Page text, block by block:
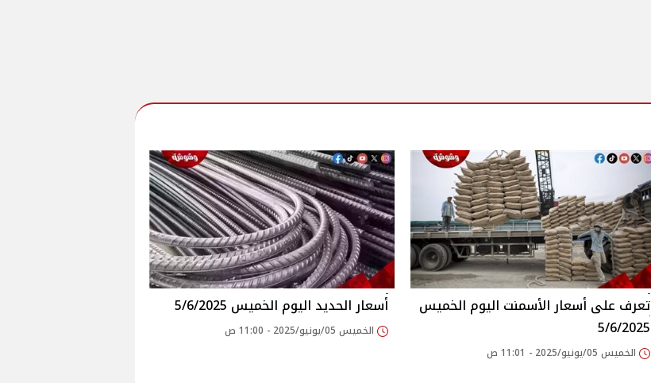
تعرف على أسعار الأسمنت اليوم الخميس
5/6/2025
الخميس 05/يونيو/2025 - 11:01 ص
أسعار الحديد اليوم الخميس 5/6/2025
الخميس 05/يونيو/2025 - 11:00 ص